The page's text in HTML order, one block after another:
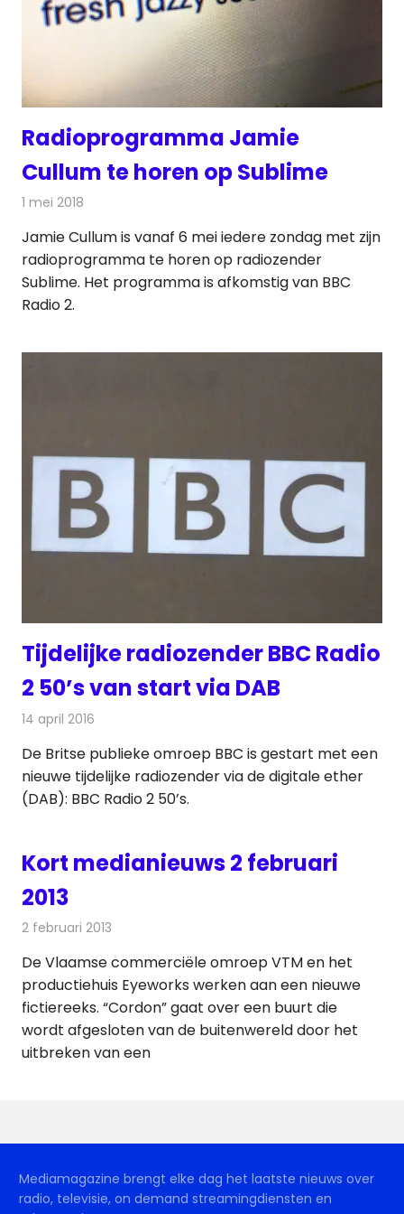
Radioprogramma Jamie
Cullum te horen op Sublime
1 mei 2018
Jamie Cullum is vanaf 6 mei iedere zondag met zijn
radioprogramma te horen op radiozender
Sublime. Het programma is afkomstig van BBC
Radio 2.
Tijdelijke radiozender BBC Radio
2 50’s van start via DAB
14 april 2016
De Britse publieke omroep BBC is gestart met een
nieuwe tijdelijke radiozender via de digitale ether
(DAB): BBC Radio 2 50’s.
Kort medianieuws 2 februari
2013
2 februari 2013
De Vlaamse commerciële omroep VTM en het
productiehuis Eyeworks werken aan een nieuwe
fictiereeks. “Cordon” gaat over een buurt die
wordt afgesloten van de buitenwereld door het
uitbreken van een
Mediamagazine brengt elke dag het laatste nieuws over
radio, televisie, on demand streamingdiensten en